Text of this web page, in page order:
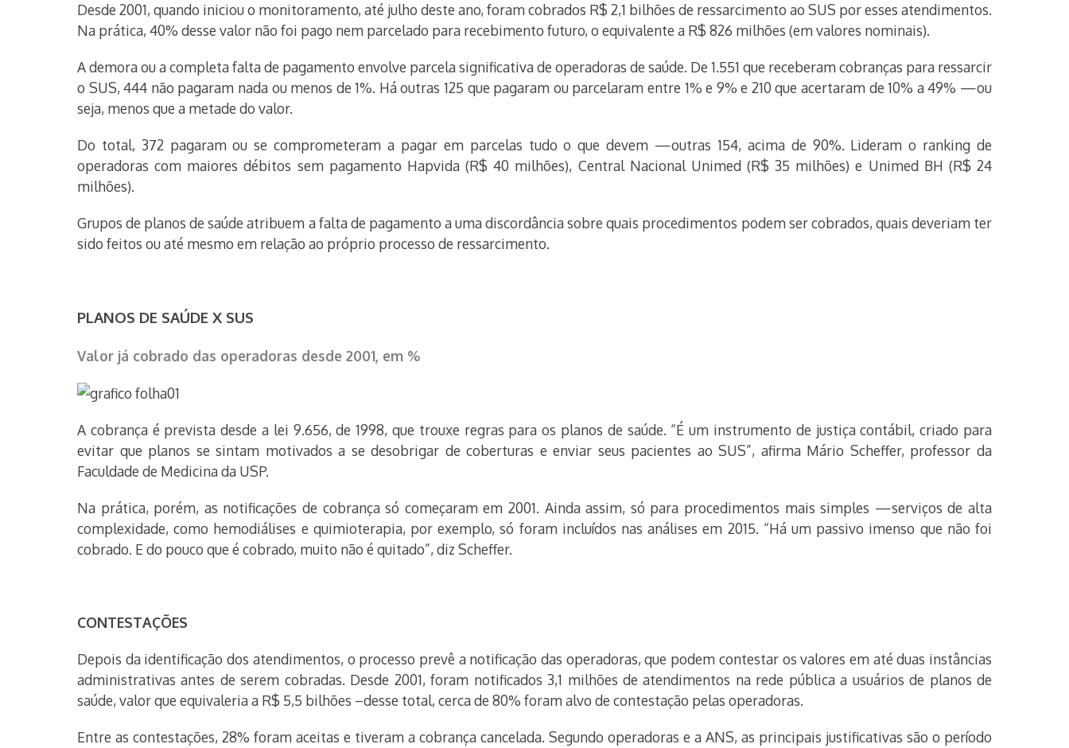
Desde 2001, quando iniciou o monitoramento, até julho deste ano, foram cobrados R$ 2,1 bilhões de ressarcimento ao SUS por esses atendimentos.
Na prática, 40% desse valor não foi pago nem parcelado para recebimento futuro, o equivalente a R$ 826 milhões (em valores nominais).
A demora ou a completa falta de pagamento envolve parcela significativa de operadoras de saúde. De 1.551 que receberam cobranças para ressarcir
o SUS, 444 não pagaram nada ou menos de 1%. Há outras 125 que pagaram ou parcelaram entre 1% e 9% e 210 que acertaram de 10% a 49% —ou
seja, menos que a metade do valor.
Do total, 372 pagaram ou se comprometeram a pagar em parcelas tudo o que devem —outras 154, acima de 90%. Lideram o ranking de
operadoras com maiores débitos sem pagamento Hapvida (R$ 40 milhões), Central Nacional Unimed (R$ 35 milhões) e Unimed BH (R$ 24
milhões).
Grupos de planos de saúde atribuem a falta de pagamento a uma discordância sobre quais procedimentos podem ser cobrados, quais deveriam ter
sido feitos ou até mesmo em relação ao próprio processo de ressarcimento.
PLANOS DE SAÚDE X SUS
Valor já cobrado das operadoras desde 2001, em %
A cobrança é prevista desde a lei 9.656, de 1998, que trouxe regras para os planos de saúde. “É um instrumento de justiça contábil, criado para
evitar que planos se sintam motivados a se desobrigar de coberturas e enviar seus pacientes ao SUS”, afirma Mário Scheffer, professor da
Faculdade de Medicina da USP.
Na prática, porém, as notificações de cobrança só começaram em 2001. Ainda assim, só para procedimentos mais simples —serviços de alta
complexidade, como hemodiálises e quimioterapia, por exemplo, só foram incluídos nas análises em 2015. “Há um passivo imenso que não foi
cobrado. E do pouco que é cobrado, muito não é quitado”, diz Scheffer.
CONTESTAÇÕES
Depois da identificação dos atendimentos, o processo prevê a notificação das operadoras, que podem contestar os valores em até duas instâncias
administrativas antes de serem cobradas. Desde 2001, foram notificados 3,1 milhões de atendimentos na rede pública a usuários de planos de
saúde, valor que equivaleria a R$ 5,5 bilhões –desse total, cerca de 80% foram alvo de contestação pelas operadoras.
Entre as contestações, 28% foram aceitas e tiveram a cobrança cancelada. Segundo operadoras e a ANS, as principais justificativas são o período